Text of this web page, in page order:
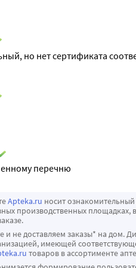
но нет сертификата
перечню
Apteka.ru носит
производственных
не доставляем заказы* на дом.
имеющей
товаров в ассортименте